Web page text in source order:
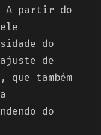
A partir do
do
de
também
do